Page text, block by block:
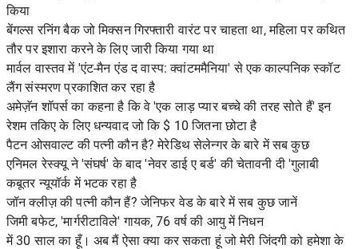
किया
बेंगल्स रनिंग बैक जो मिक्सन गिरफ्तारी वारंट पर चाहता था, महिला पर कथित
तौर पर इशारा करने के लिए जारी किया गया था
मार्वल वास्तव में 'एंट-मैन एंड द वास्प: क्वांटममैनिया' से एक काल्पनिक स्कॉट
लैंग संस्मरण प्रकाशित कर रहा है
अमेज़ॅन शॉपर्स का कहना है कि वे 'एक लाड़ प्यार बच्चे की तरह सोते हैं' इन
रेशम तकिए के लिए धन्यवाद जो कि $ 10 जितना छोटा है
पैटन ओसवाल्ट की पत्नी कौन है? मेरेडिथ सेलेन्गर के बारे में सब कुछ
एनिमल रेस्क्यू ने 'संघर्ष' के बाद 'नेवर डाई ए बर्ड' की चेतावनी दी 'गुलाबी
कबूतर न्यूयॉर्क में भटक रहा है
जॉन क्लीज़ की पत्नी कौन हैं? जेनिफर वेड के बारे में सब कुछ जानें
जिमी बफेट, 'मार्गरीटाविले' गायक, 76 वर्ष की आयु में निधन
में 30 साल का हूँ। अब मैं ऐसा क्या कर सकता हूं जो मेरी जिंदगी को हमेशा के